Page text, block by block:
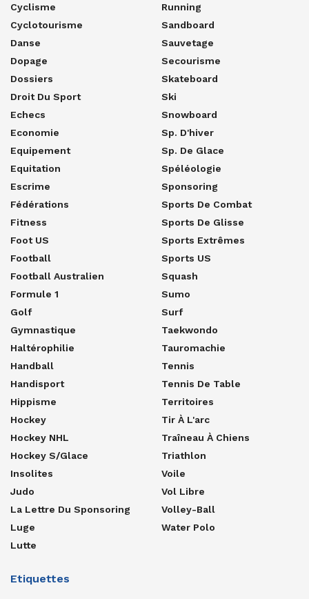
Cyclisme
Cyclotourisme
Danse
Dopage
Dossiers
Droit Du Sport
Echecs
Economie
Equipement
Equitation
Escrime
Fédérations
Fitness
Foot US
Football
Football Australien
Formule 1
Golf
Gymnastique
Haltérophilie
Handball
Handisport
Hippisme
Hockey
Hockey NHL
Hockey S/glace
Insolites
Judo
La Lettre Du Sponsoring
Luge
Lutte
Running
Sandboard
Sauvetage
Secourisme
Skateboard
Ski
Snowboard
Sp. D'hiver
Sp. De Glace
Spéléologie
Sponsoring
Sports De Combat
Sports De Glisse
Sports Extrêmes
Sports US
Squash
Sumo
Surf
Taekwondo
Tauromachie
Tennis
Tennis De Table
Territoires
Tir À L'arc
Traîneau À Chiens
Triathlon
Voile
Vol Libre
Volley-Ball
Water Polo
Etiquettes